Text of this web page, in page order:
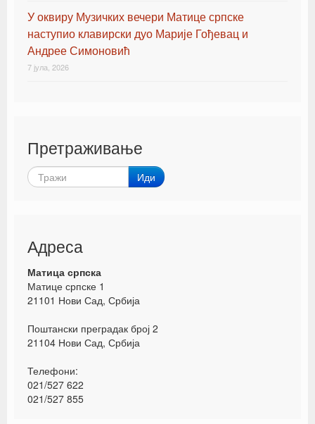
У оквиру Музичких вечери Матице српске
наступио клавирски дуо Марије Гођевац и
Андрее Симоновић
7 јула, 2026
Претраживање
Иди
Адреса
Матица српска
Матице српске 1
21101 Нови Сад, Србија
Поштански преградак број 2
21104 Нови Сад, Србија
Телефони:
021/527 622
021/527 855